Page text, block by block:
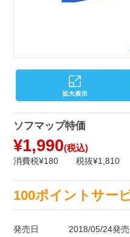
ソフマップ特価
¥1,990(税込)
消費税¥180 税抜¥1,810
100ポイントサー
発売日 2018/05/24発売